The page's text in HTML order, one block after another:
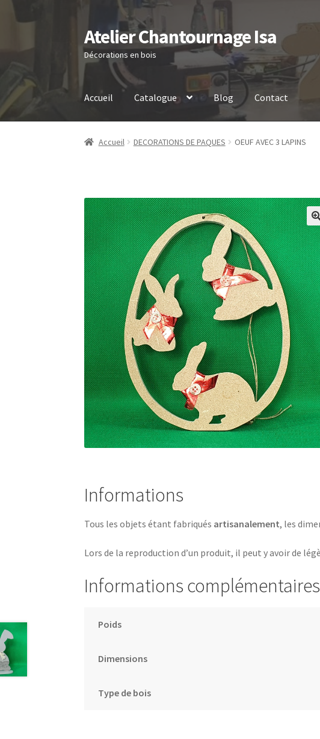
Aller
à
la
navigation
Aller
au
contenu
Atelier Chantournage Isa
Décorations en bois
Accueil Catalogue Blog Contact
Accueil DECORATIONS DE PAQUES OEUF AVEC 3 LAPINS
Informations
Tous les objets étant fabriqués artisanalement, les
Lors de la reproduction d’un produit, il peut y avoir de
Informations complémentaires
Poids
Dimensions
Type de bois